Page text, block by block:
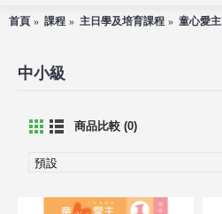
首頁 課程 主日學及培育課程 童心愛主
中小級
商品比較 (0)